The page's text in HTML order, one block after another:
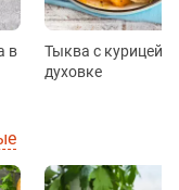
в
Тыква с курицей в
духовке